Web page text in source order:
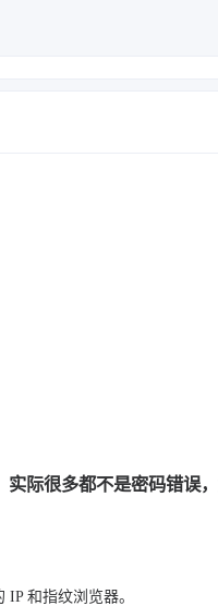
际很多都不是密码错误
和指纹浏览器。